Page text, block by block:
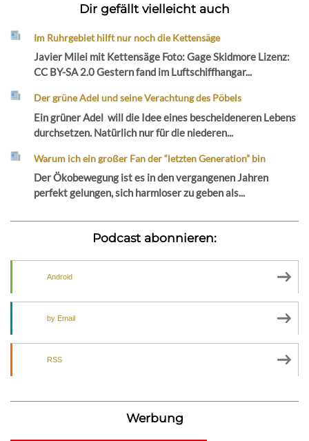
Dir gefällt vielleicht auch
Im Ruhrgebiet hilft nur noch die Kettensäge
Javier Milei mit Kettensäge Foto: Gage Skidmore Lizenz:
CC BY-SA 2.0 Gestern fand im Luftschiffhangar...
Der grüne Adel und seine Verachtung des Pöbels
Ein grüner Adel will die Idee eines bescheideneren Lebens
durchsetzen. Natürlich nur für die niederen...
Warum ich ein großer Fan der “letzten Generation” bin
Der Ökobewegung ist es in den vergangenen Jahren
perfekt gelungen, sich harmloser zu geben als...
Podcast abonnieren:
Android
by Email
RSS
Werbung